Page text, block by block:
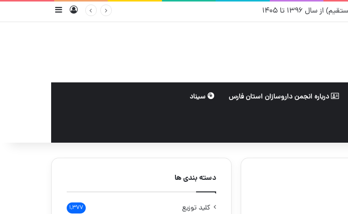
ورودسایدبار
درباره انجمن داروسازان استان فارس سیناد
دسته بندی ها
کلید توزیع ۱,۳۷۷